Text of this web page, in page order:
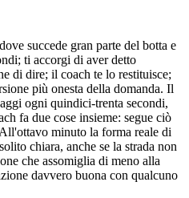
succede gran parte del botta e
ti accorgi di aver detto
di dire; il coach te lo restituisce;
più onesta della domanda. Il
ogni quindici-trenta secondi,
fa due cose insieme: segue ciò
minuto la forma reale di
chiara, anche se la strada non
che assomiglia di meno alla
davvero buona con qualcuno